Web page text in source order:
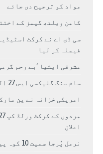
مواد کو ترجیح دی جائے
کامن ویلتھ گیمز کے
سی ڈی اے نے کرکٹ
فیصلہ کر لیا
مشرقی ایشیا ‘بے رحم
سام سنگ گلیکسی ایس 27 الٹرا سے ایک کیمرا ہٹا دے گا.
امریکی خزانہ نے ین
اعلان
نرمل پُرجا سمیت 10 کوہ پیما براڈ پیک پر لاپتہ